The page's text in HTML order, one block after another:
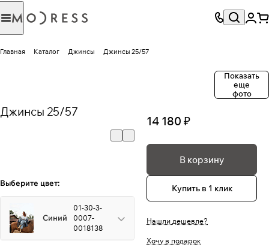
Главная Каталог Джинсы Джинсы 25/57
Показать
еще
фото
Джинсы 25/57
Выберите цвет:
Синий
01-30-3-
0007-
0018138
14 180 ₽
В корзину
Купить в 1 клик
Нашли дешевле?
Хочу в подарок